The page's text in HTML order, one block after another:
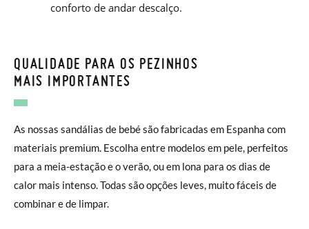
conforto de andar descalço.
QUALIDADE PARA OS PEZINHOS
MAIS IMPORTANTES
As nossas sandálias de bebé são fabricadas em Espanha com
materiais premium. Escolha entre modelos em pele, perfeitos
para a meia-estação e o verão, ou em lona para os dias de
calor mais intenso. Todas são opções leves, muito fáceis de
combinar e de limpar.